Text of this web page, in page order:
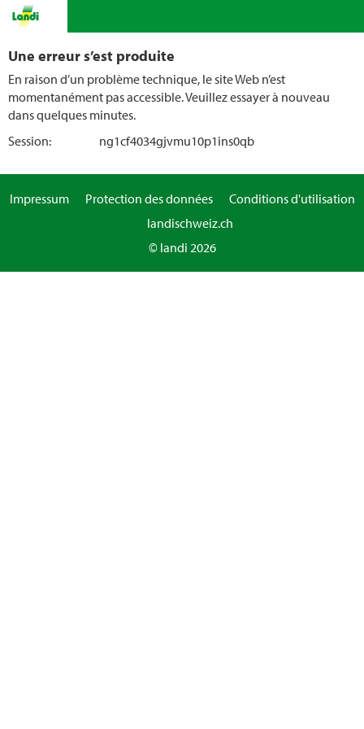
Une erreur s’est produite
En raison d’un problème technique, le site Web n’est
momentanément pas accessible. Veuillez essayer à nouveau
dans quelques minutes.
Session:
ng1cf4034gjvmu10p1ins0qb
Impressum Protection des données
Conditions d'utilisation
landischweiz.ch
© landi 2026